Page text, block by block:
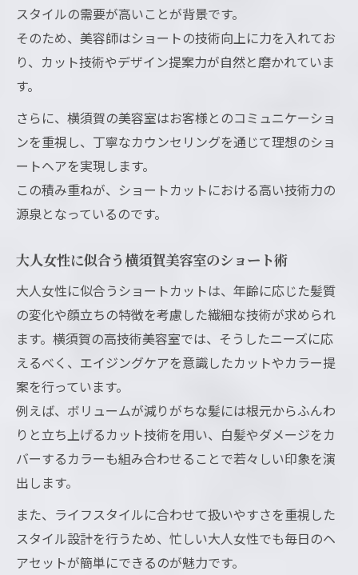
スタイルの需要が高いことが背景です。
そのため、美容師はショートの技術向上に力を入れてお
り、カット技術やデザイン提案力が自然と磨かれていま
す。
さらに、横須賀の美容室はお客様とのコミュニケーショ
ンを重視し、丁寧なカウンセリングを通じて理想のショ
ートヘアを実現します。
この積み重ねが、ショートカットにおける高い技術力の
源泉となっているのです。
大人女性に似合う横須賀美容室のショート術
大人女性に似合うショートカットは、年齢に応じた髪質
の変化や顔立ちの特徴を考慮した繊細な技術が求められ
ます。横須賀の高技術美容室では、そうしたニーズに応
えるべく、エイジングケアを意識したカットやカラー提
案を行っています。
例えば、ボリュームが減りがちな髪には根元からふんわ
りと立ち上げるカット技術を用い、白髪やダメージをカ
バーするカラーも組み合わせることで若々しい印象を演
出します。
また、ライフスタイルに合わせて扱いやすさを重視した
スタイル設計を行うため、忙しい大人女性でも毎日のヘ
アセットが簡単にできるのが魅力です。